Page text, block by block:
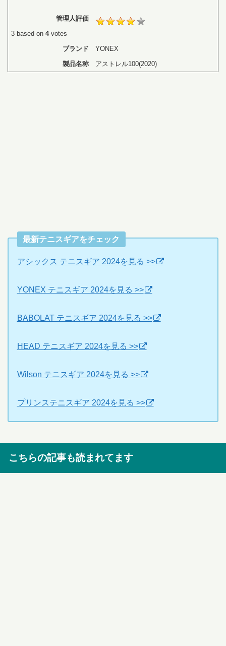
管理人評価
3 based on4votes
ブランド
YONEX
製品名称
アストレル100(2020)
最新テニスギアをチェック
アシックス テニスギア 2024を見る >>
YONEX テニスギア 2024を見る >>
BABOLAT テニスギア 2024を見る >>
HEAD テニスギア 2024を見る >>
Wilson テニスギア 2024を見る >>
プリンステニスギア 2024を見る >>
こちらの記事も読まれてます